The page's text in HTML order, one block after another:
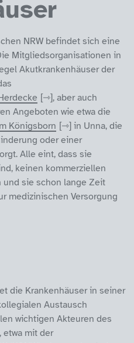
NRW befindet sich eine
Mitgliedsorganisationen in
Akutkrankenhäuser der
, aber auch
Angeboten wie etwa die
Königsborn
in Unna, die
oder einer
Alle eint, dass sie
keinen kommerziellen
und sie schon lange Zeit
medizinischen Versorgung
die Krankenhäuser in seiner
Austausch
wichtigen Akteuren des
etwa mit der